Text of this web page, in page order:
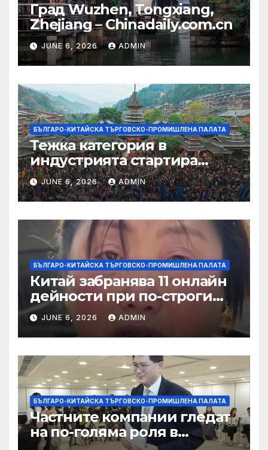
Град Wuzhen, Tongxiang,
Zhejiang – Chinadaily.com.cn
JUNE 6, 2026 ADMIN
БЪЛГАРО-КИТАЙСКА ТЪРГОВСКО-ПРОМИШЛЕНА ПАЛАТА
Тежка категория в
индустрията стартира
алианс за космическа
слънчева енергия
JUNE 6, 2026 ADMIN
БЪЛГАРО-КИТАЙСКА ТЪРГОВСКО-ПРОМИШЛЕНА ПАЛАТА
Китай забранява 11 онлайн
дейности при по-строги
правила за ограничаване на
слуховете и
кибернасилниците
JUNE 6, 2026 ADMIN
БЪЛГАРО-КИТАЙСКА ТЪРГОВСКО-ПРОМИШЛЕНА ПАЛАТА
Частните компании гледат
на по-голяма роля в